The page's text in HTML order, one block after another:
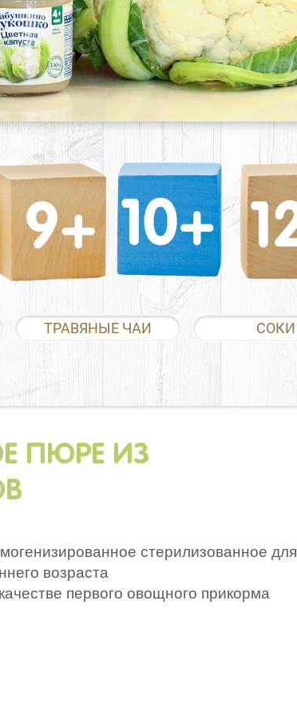
ТРАВЯНЫЕ ЧАИ СОКИ
ПЮРЕ ИЗ
стерилизованное для
возраста
первого овощного прикорма